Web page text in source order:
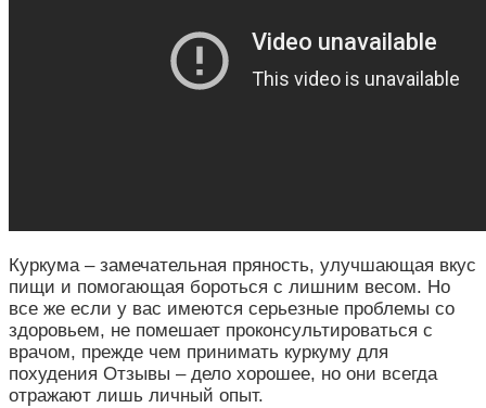
Куркума – замечательная пряность, улучшающая вкус
пищи и помогающая бороться с лишним весом. Но
все же если у вас имеются серьезные проблемы со
здоровьем, не помешает проконсультироваться с
врачом, прежде чем принимать куркуму для
похудения Отзывы – дело хорошее, но они всегда
отражают лишь личный опыт.